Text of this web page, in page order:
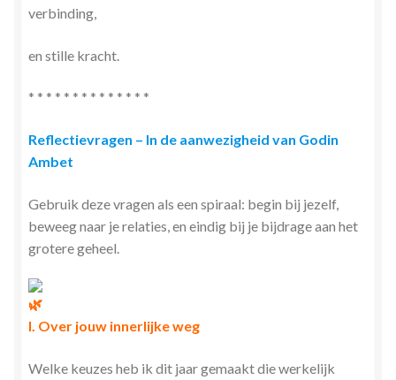
verbinding,
en stille kracht.
* * * * * * * * * * * * * *
Reflectievragen – In de aanwezigheid van Godin
Ambet
Gebruik deze vragen als een spiraal: begin bij jezelf,
beweeg naar je relaties, en eindig bij je bijdrage aan het
grotere geheel.
I. Over jouw innerlijke weg
Welke keuzes heb ik dit jaar gemaakt die werkelijk